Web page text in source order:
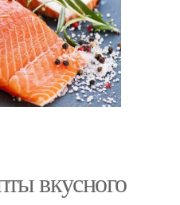
вкусного